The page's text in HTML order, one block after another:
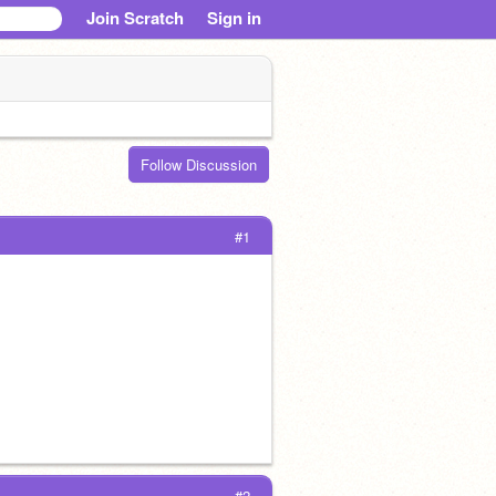
Join Scratch Sign in
Follow Discussion
#1